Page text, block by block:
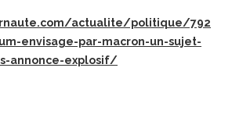
actualite/politique/792
envisage-par-macron-un-sujet-
annonce-explosif/